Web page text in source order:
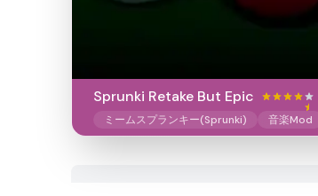
Sprunki Retake But Epic
ミームスプランキー(Sprunki) 音楽Mod